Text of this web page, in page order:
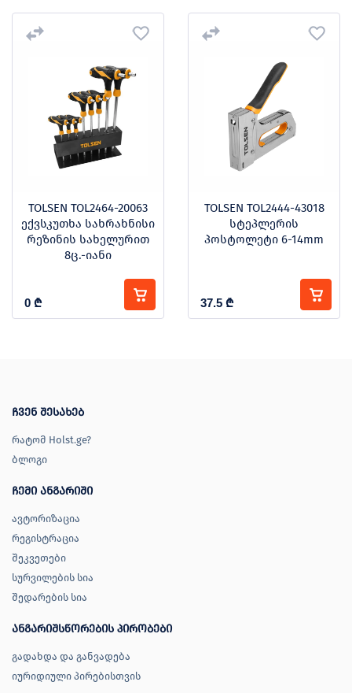
TOLSEN TOL2464-20063
ექვსკუთხა სახრახნისი
რეზინის სახელურით
8ც.-იანი
0 ₾
TOLSEN TOL2444-43018
სტეპლერის
პოსტოლეტი 6-14mm
37.5 ₾
ჩვენ შესახებ
რატომ Holst.ge?
ბლოგი
ჩემი ანგარიში
ავტორიზაცია
რეგისტრაცია
შეკვეთები
სურვილების სია
შედარების სია
ანგარიშსწორების პირობები
გადახდა და განვადება
იურიდიული პირებისთვის